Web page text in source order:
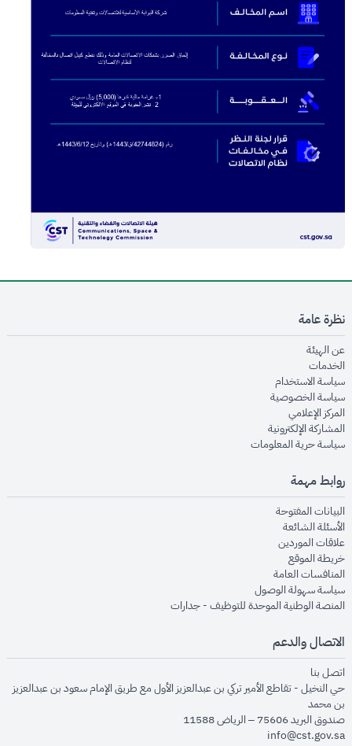
نظرة عامة
عن الهيئةopens in new window
الخدماتopens in new window
سياسة الاستخدام
سياسة الخصوصيةopens in new window
المركز الإعلاميopens in new window
المشاركة الإلكترونيةopens in new window
سياسة حرية المعلوماتopens in new window
روابط مهمة
البيانات المفتوحةopens in new window
الأسئلة الشائعةopens in new window
علاقات الموردينopens in new window
خريطة الموقعopens in new window
المنافسات العامةopens in new window
سياسة سهولة الوصولopens in new window
المنصة الوطنية الموحدة للتوظيف - جداراتopens in new window
الاتصال والدعم
اتصل بنا
حي النخيل - تقاطع الأمير تركي بن عبدالعزيز الأول مع طريق الإمام سعود بن عبدالعزيز
بن محمد
صندوق البريد 75606 – الرياض 11588
info@cst.gov.sa